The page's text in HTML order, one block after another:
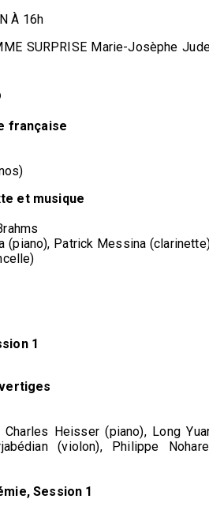
À 16h
SURPRISE Marie-Josèphe
française
et musique
(piano), Patrick Messina
1
Heisser (piano), Long
(violon), Philippe
Session 1